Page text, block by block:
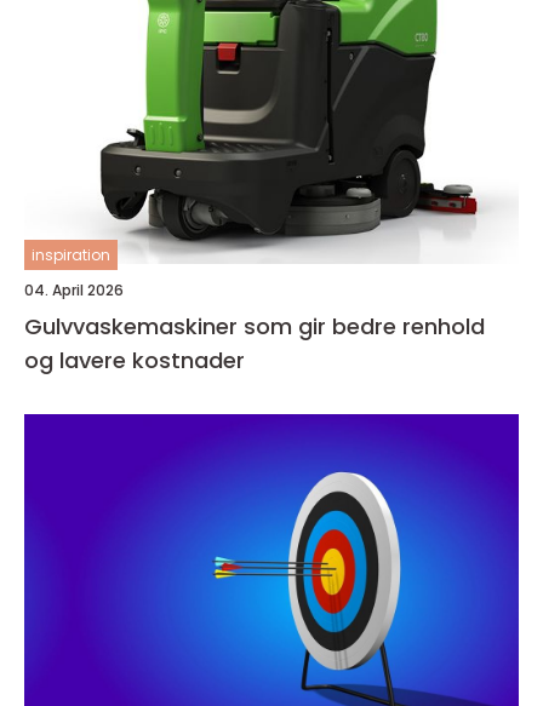
inspiration
04. April 2026
Gulvvaskemaskiner som gir bedre renhold
og lavere kostnader